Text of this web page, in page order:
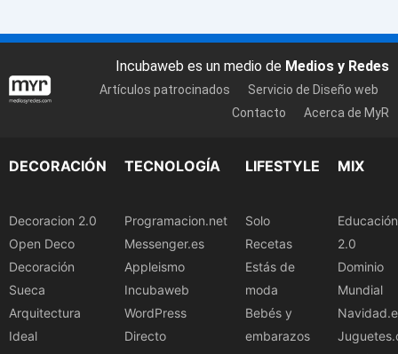
Incubaweb es un medio de Medios y Redes
Artículos patrocinados
Servicio de Diseño web
Contacto
Acerca de MyR
DECORACIÓN
Decoracion 2.0
Open Deco
Decoración
Sueca
Arquitectura
Ideal
TECNOLOGÍA
Programacion.net
Messenger.es
Appleismo
Incubaweb
WordPress
Directo
LIFESTYLE
Solo
Recetas
Estás de
moda
Bebés y
embarazos
MIX
Educación
2.0
Dominio
Mundial